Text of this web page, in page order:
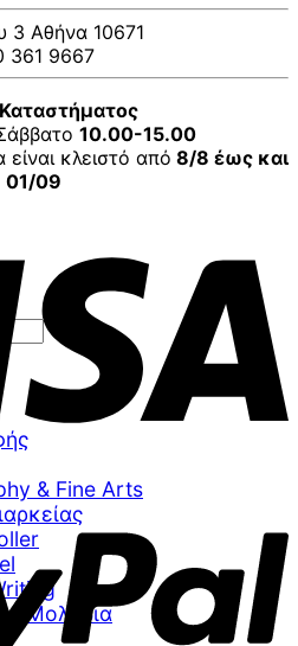
& Fine Arts
Μολύβια
3 Αθήνα 10671
361 9667
10.00-15.00
κλειστό από 8/8 έως και
01/09